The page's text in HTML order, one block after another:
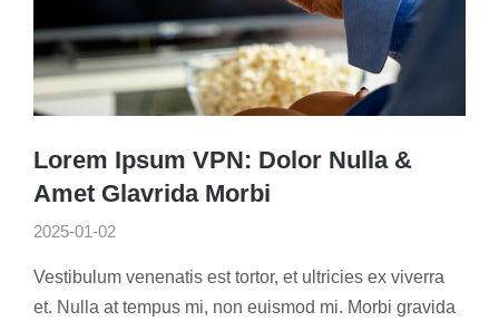
Lorem Ipsum VPN: Dolor Nulla &
Amet Glavrida Morbi
2025-01-02
Vestibulum venenatis est tortor, et ultricies ex viverra
et. Nulla at tempus mi, non euismod mi. Morbi gravida